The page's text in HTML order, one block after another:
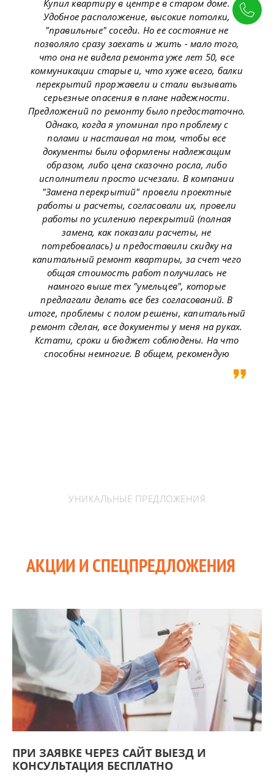
Купил квартиру в центре в старом доме.
Удобное расположение, высокие потолки,
"правильные" соседи. Но ее состояние не
позволяло сразу заехать и жить - мало того,
что она не видела ремонта уже лет 50, все
коммуникации старые и, что хуже всего, балки
перекрытий проржавели и стали вызывать
серьезные опасения в плане надежности.
Предложений по ремонту было предостаточно.
Однако, когда я упоминал про проблему с
полами и настаивал на том, чтобы все
документы были оформлены надлежащим
образом, либо цена сказочно росла, либо
исполнители просто исчезали. В компании
"Замена перекрытий" провели проектные
работы и расчеты, согласовали их, провели
работы по усилению перекрытий (полная
замена, как показали расчеты, не
потребовалась) и предоставили скидку на
капитальный ремонт квартиры, за счет чего
общая стоимость работ получилась не
намного выше тех "умельцев", которые
предлагали делать все без согласований. В
итоге, проблемы с полом решены, капитальный
ремонт сделан, все документы у меня на руках.
Кстати, сроки и бюджет соблюдены. На что
способны немногие. В общем, рекомендую
УНИКАЛЬНЫЕ ПРЕДЛОЖЕНИЯ
АКЦИИ И СПЕЦПРЕДЛОЖЕНИЯ
ПРИ ЗАЯВКЕ ЧЕРЕЗ САЙТ ВЫЕЗД И
КОНСУЛЬТАЦИЯ БЕСПЛАТНО